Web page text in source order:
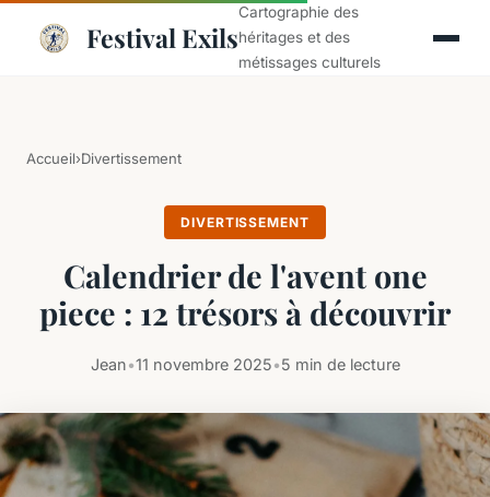
Festival Exils
Cartographie des
héritages et des
métissages culturels
Accueil›Divertissement
DIVERTISSEMENT
Calendrier de l'avent one
piece : 12 trésors à découvrir
Jean•11 novembre 2025•5 min de lecture